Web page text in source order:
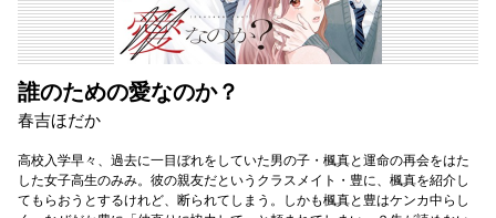
誰のための愛なのか？
春吉ほだか
高校入学早々、過去に一目ぼれをしていた男の子・楓真と運命の再会をはた
した女子高生のみみ。彼の親友だというクラスメイト・豊に、楓真を紹介し
てもらおうとするけれど、断られてしまう。しかも楓真と豊はケンカ中らし